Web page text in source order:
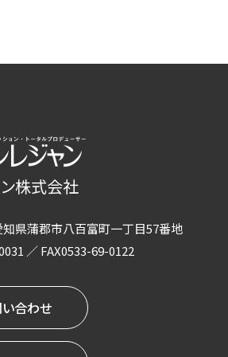
株式会社
知県蒲郡市八百富町一丁目57番地
／ FAX0533-69-0122
合わせ